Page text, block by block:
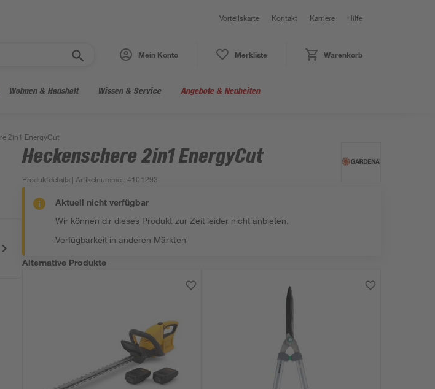
Vorteilskarte Kontakt Karriere Hilfe
Mein Konto Merkliste Warenkorb
Wohnen & Haushalt Wissen & Service Angebote & Neuheiten
2in1 EnergyCut
Heckenschere 2in1 EnergyCut
Produktdetails | Artikelnummer:4101293
Aktuell nicht verfügbar
Wir können dir dieses Produkt zur Zeit leider nicht anbieten.
Verfügbarkeit in anderen Märkten
Alternative Produkte